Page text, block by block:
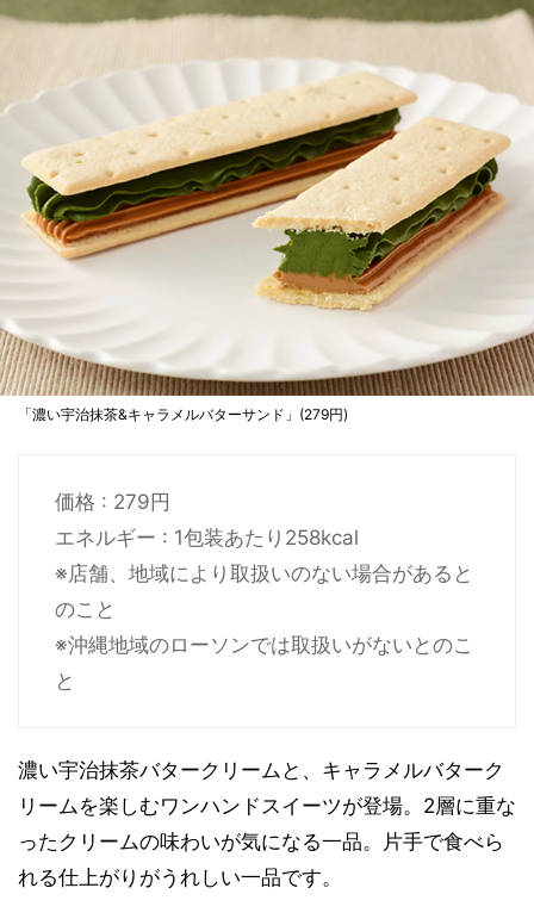
「濃い宇治抹茶&キャラメルバターサンド」(279円)
価格 : 279円
エネルギー : 1包装あたり258kcal
※店舗、地域により取扱いのない場合があると
のこと
※沖縄地域のローソンでは取扱いがないとのこ
と
濃い宇治抹茶バタークリームと、キャラメルバターク
リームを楽しむワンハンドスイーツが登場。2層に重な
ったクリームの味わいが気になる一品。片手で食べら
れる仕上がりがうれしい一品です。